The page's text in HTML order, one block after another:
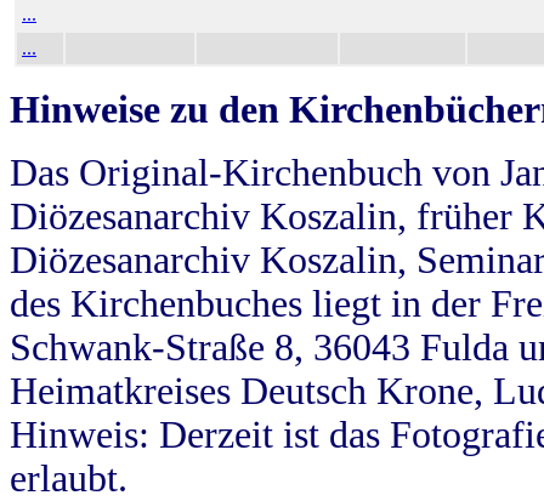
...
...
Hinweise zu den
Das Original-Kirchenbuch von
Diözesanarchiv Koszalin, früher
Diözesanarchiv Koszalin,
des Kirchenbuches liegt in der
Schwank-Straße 8, 36043 Fulda
Heimatkreises Deutsch Krone,
Hinweis: Derzeit ist das
erlaubt.